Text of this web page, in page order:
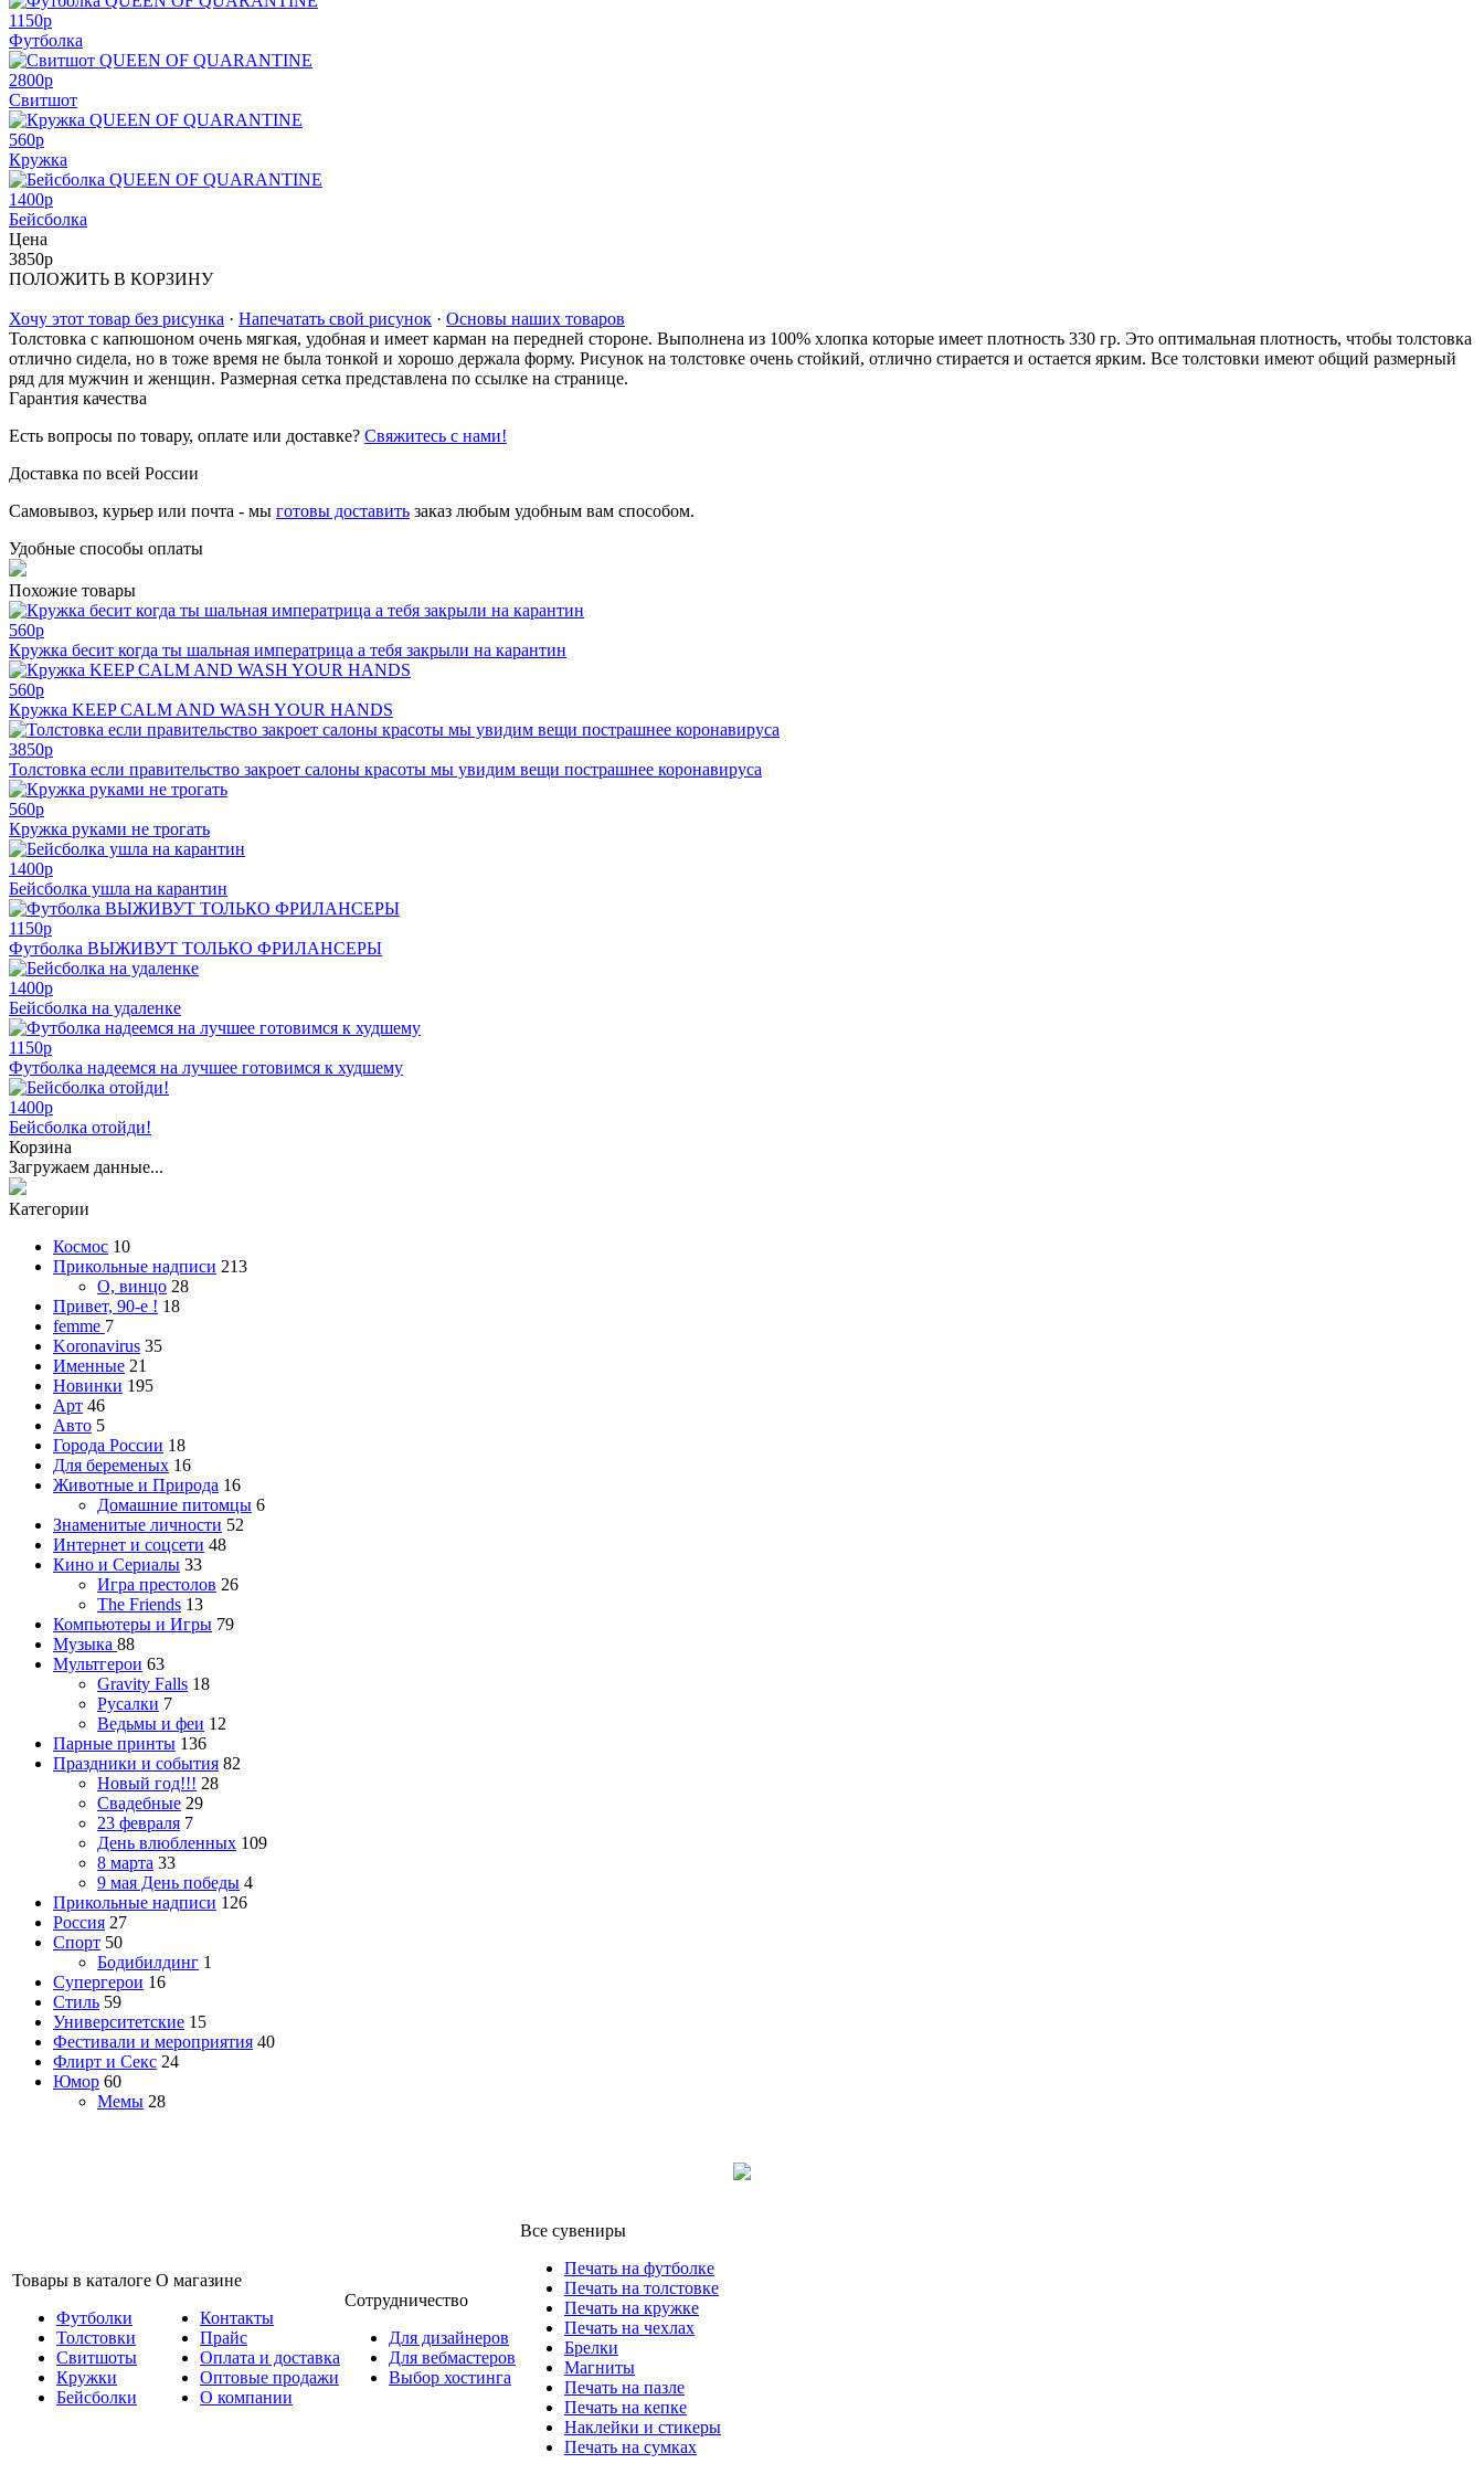
1150p
Футболка
2800p
Свитшот
560p
Кружка
1400p
Бейсболка
Цена
3850p
ПОЛОЖИТЬ В КОРЗИНУ
Хочу этот товар без рисунка · Напечатать свой рисунок · Основы наших товаров
Толстовка с капюшоном очень мягкая, удобная и имеет карман на передней стороне. Выполнена из 100% хлопка которые имеет плотность 330 гр. Это оптимальная плотность, чтобы толстовка
отлично сидела, но в тоже время не была тонкой и хорошо держала форму. Рисунок на толстовке очень стойкий, отлично стирается и остается ярким. Все толстовки имеют общий размерный
ряд для мужчин и женщин. Размерная сетка представлена по ссылке на странице.
Гарантия качества
Есть вопросы по товару, оплате или доставке? Свяжитесь с нами!
Доставка по всей России
Самовывоз, курьер или почта - мы готовы доставить заказ любым удобным вам способом.
Удобные способы оплаты
Похожие товары
560p
Кружка бесит когда ты шальная императрица а тебя закрыли на карантин
560p
Кружка KEEP CALM AND WASH YOUR HANDS
3850p
Толстовка если правительство закроет салоны красоты мы увидим вещи пострашнее коронавируса
560p
Кружка руками не трогать
1400p
Бейсболка ушла на карантин
1150p
Футболка ВЫЖИВУТ ТОЛЬКО ФРИЛАНСЕРЫ
1400p
Бейсболка на удаленке
1150p
Футболка надеемся на лучшее готовимся к худшему
1400p
Бейсболка отойди!
Корзина
Загружаем данные...
Категории
Космос 10
Прикольные надписи 213
О, винцо 28
Привет, 90-е ! 18
femme 7
Koronavirus 35
Именные 21
Новинки 195
Арт 46
Авто 5
Города России 18
Для беременых 16
Животные и Природа 16
Домашние питомцы 6
Знаменитые личности 52
Интернет и соцсети 48
Кино и Сериалы 33
Игра престолов 26
The Friends 13
Компьютеры и Игры 79
Музыка 88
Мультгерои 63
Gravity Falls 18
Русалки 7
Ведьмы и феи 12
Парные принты 136
Праздники и события 82
Новый год!!! 28
Свадебные 29
23 февраля 7
День влюбленных 109
8 марта 33
9 мая День победы 4
Прикольные надписи 126
Россия 27
Спорт 50
Бодибилдинг 1
Супергерои 16
Стиль 59
Университетские 15
Фестивали и мероприятия 40
Флирт и Секс 24
Юмор 60
Мемы 28
Товары в каталоге
Футболки
Толстовки
Свитшоты
Кружки
Бейсболки
О магазине
Контакты
Прайс
Оплата и доставка
Оптовые продажи
О компании
Сотрудничество
Для дизайнеров
Для вебмастеров
Выбор хостинга
Все сувениры
Печать на футболке
Печать на толстовке
Печать на кружке
Печать на чехлах
Брелки
Магниты
Печать на пазле
Печать на кепке
Наклейки и стикеры
Печать на сумках